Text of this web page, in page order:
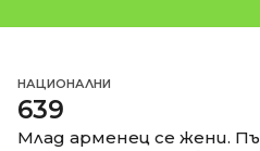
НАЦИОНАЛНИ
639
Млад арменец се жени.